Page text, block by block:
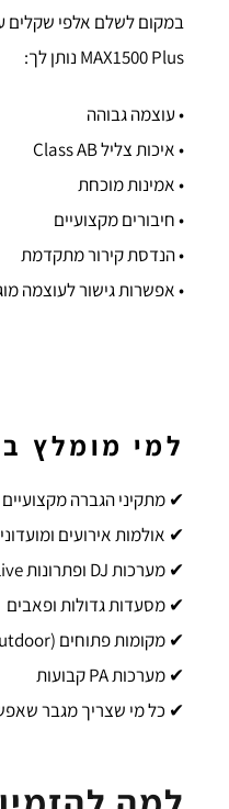
MAX1500 Plus נותן לך:
• עוצמה גבוהה
• איכות צליל Class AB
• אמינות מוכחת
• חיבורים מקצועיים
• הנדסת קירור מתקדמת
• אפשרות גישור לעוצמה
למי מומלץ
✔ מתקיני הגברה מקצועיים
✔ אולמות אירועים
✔ מערכות DJ ופתרונות Live
✔ מסעדות גדולות ופאבים
✔ מקומות פתוחים (Outdoor)
✔ מערכות PA קבועות
✔ כל מי שצריך מגבר